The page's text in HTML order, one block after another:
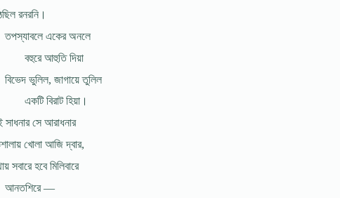
রনরনি।
তপস্যাবলে একের অনলে
বহুরে আহুতি দিয়া
বিভেদ ভুলিল, জাগায়ে তুলিল
একটি বিরাট হিয়া।
সাধনার সে আরাধনার
খোলা আজি দ্বার,
সবারে হবে মিলিবারে
আনতশিরে —